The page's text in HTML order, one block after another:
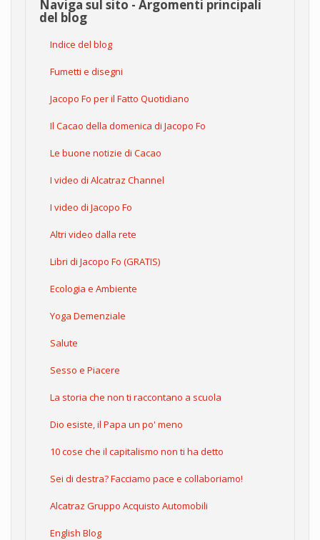
Naviga sul sito - Argomenti principali
del blog
Indice del blog
Fumetti e disegni
Jacopo Fo per il Fatto Quotidiano
Il Cacao della domenica di Jacopo Fo
Le buone notizie di Cacao
I video di Alcatraz Channel
I video di Jacopo Fo
Altri video dalla rete
Libri di Jacopo Fo (GRATIS)
Ecologia e Ambiente
Yoga Demenziale
Salute
Sesso e Piacere
La storia che non ti raccontano a scuola
Dio esiste, il Papa un po' meno
10 cose che il capitalismo non ti ha detto
Sei di destra? Facciamo pace e collaboriamo!
Alcatraz Gruppo Acquisto Automobili
English Blog